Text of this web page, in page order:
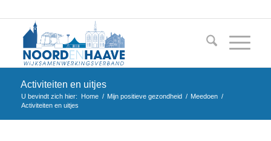
Activiteiten en uitjes
U bevindt zich hier: Home / Mijn positieve gezondheid / Meedoen /
Activiteiten en uitjes